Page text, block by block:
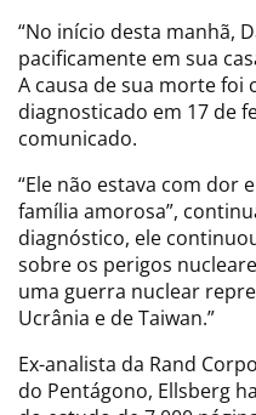
“No início desta manhã,
pacificamente em sua
A causa de sua morte foi
diagnosticado em 17 de
comunicado.
“Ele não estava com dor
família amorosa”,
diagnóstico, ele
sobre os perigos
uma guerra nuclear
Ucrânia e de Taiwan.”
Ex-analista da Rand
do Pentágono, Ellsberg